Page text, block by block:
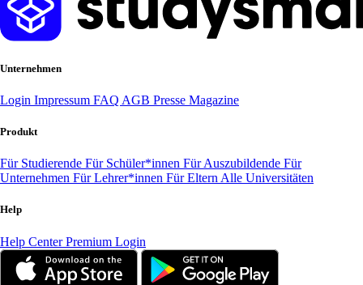
Unternehmen
Login Impressum FAQ AGB Presse Magazine
Produkt
Für Studierende Für Schüler*innen Für Auszubildende Für
Unternehmen Für Lehrer*innen Für Eltern Alle Universitäten
Help
Help CenterPremium Login